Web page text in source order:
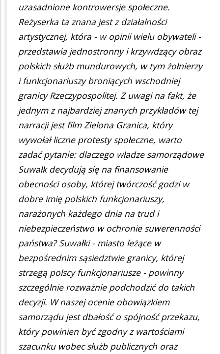
uzasadnione kontrowersje społeczne.
Reżyserka ta znana jest z działalności
artystycznej, która - w opinii wielu obywateli -
przedstawia jednostronny i krzywdzący obraz
polskich służb mundurowych, w tym żołnierzy
i funkcjonariuszy broniących wschodniej
granicy Rzeczypospolitej. Z uwagi na fakt, że
jednym z najbardziej znanych przykładów tej
narracji jest film Zielona Granica, który
wywołał liczne protesty społeczne, warto
zadać pytanie: dlaczego władze samorządowe
Suwałk decydują się na finansowanie
obecności osoby, której twórczość godzi w
dobre imię polskich funkcjonariuszy,
narażonych każdego dnia na trud i
niebezpieczeństwo w ochronie suwerenności
państwa? Suwałki - miasto leżące w
bezpośrednim sąsiedztwie granicy, której
strzegą polscy funkcjonariusze - powinny
szczególnie rozważnie podchodzić do takich
decyzji. W naszej ocenie obowiązkiem
samorządu jest dbałość o spójność przekazu,
który powinien być zgodny z wartościami
szacunku wobec służb publicznych oraz